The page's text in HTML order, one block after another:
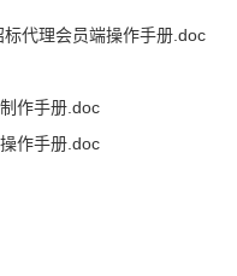
代理会员端操作手册.doc
作手册.doc
作手册.doc